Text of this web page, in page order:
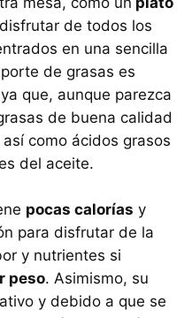
de todos los
en una sencilla
de grasas es
que, aunque parezca
de buena calidad
como ácidos grasos
del aceite.
pocas calorías y
para disfrutar de la
y nutrientes si
peso. Asimismo, su
y debido a que se